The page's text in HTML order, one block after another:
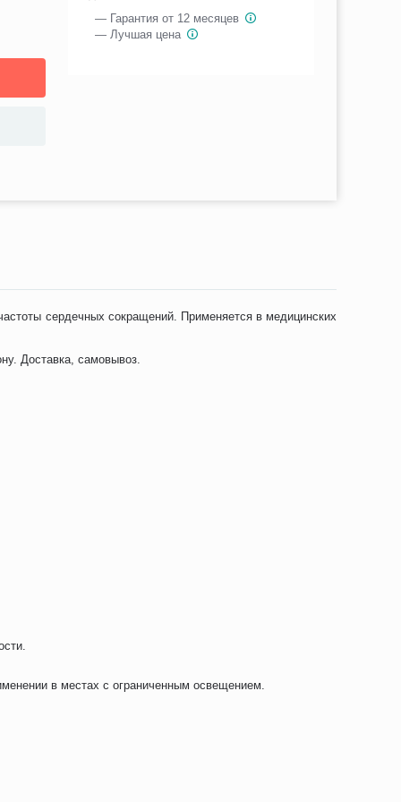
— Гарантия от 12 месяцев
— Лучшая цена
сердечных сокращений. Применяется в медицинских
Доставка, самовывоз.
в местах с ограниченным освещением.